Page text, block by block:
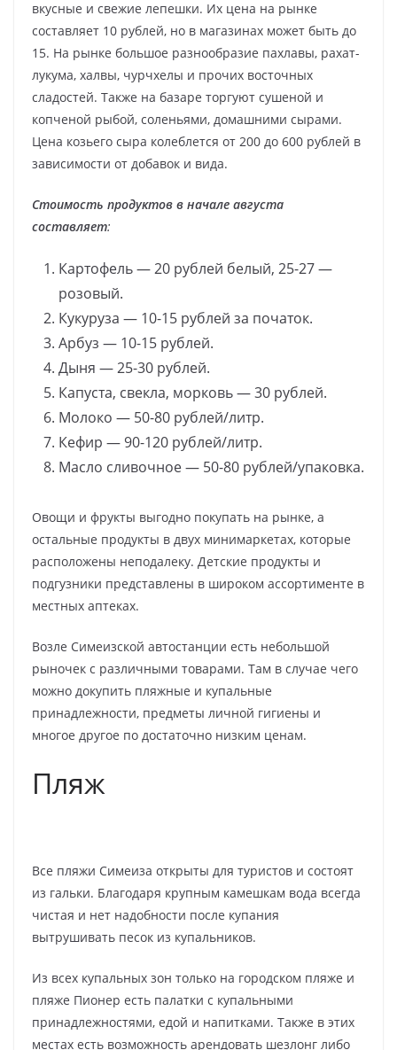
вкусные и свежие лепешки. Их цена на рынке
составляет 10 рублей, но в магазинах может быть до
15. На рынке большое разнообразие пахлавы, рахат-
лукума, халвы, чурчхелы и прочих восточных
сладостей. Также на базаре торгуют сушеной и
копченой рыбой, соленьями, домашними сырами.
Цена козьего сыра колеблется от 200 до 600 рублей в
зависимости от добавок и вида.
Стоимость продуктов в начале августа
составляет:
Картофель — 20 рублей белый, 25-27 —
розовый.
Кукуруза — 10-15 рублей за початок.
Арбуз — 10-15 рублей.
Дыня — 25-30 рублей.
Капуста, свекла, морковь — 30 рублей.
Молоко — 50-80 рублей/литр.
Кефир — 90-120 рублей/литр.
Масло сливочное — 50-80 рублей/упаковка.
Овощи и фрукты выгодно покупать на рынке, а
остальные продукты в двух минимаркетах, которые
расположены неподалеку. Детские продукты и
подгузники представлены в широком ассортименте в
местных аптеках.
Возле Симеизской автостанции есть небольшой
рыночек с различными товарами. Там в случае чего
можно докупить пляжные и купальные
принадлежности, предметы личной гигиены и
многое другое по достаточно низким ценам.
Пляж
Все пляжи Симеиза открыты для туристов и состоят
из гальки. Благодаря крупным камешкам вода всегда
чистая и нет надобности после купания
вытрушивать песок из купальников.
Из всех купальных зон только на городском пляже и
пляже Пионер есть палатки с купальными
принадлежностями, едой и напитками. Также в этих
местах есть возможность арендовать шезлонг либо